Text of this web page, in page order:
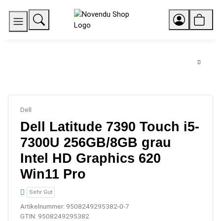
Dell
Dell Latitude 7390 Touch i5-
7300U 256GB/8GB grau
Intel HD Graphics 620
Win11 Pro
Sehr Gut
Artikelnummer: 9508249295382-0-7
GTIN: 9508249295382